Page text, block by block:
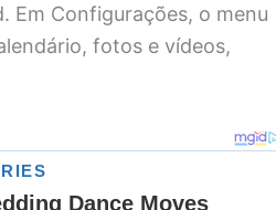
Em Configurações, o menu
fotos e vídeos,